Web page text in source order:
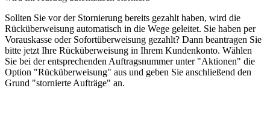
Sollten Sie vor der Stornierung bereits gezahlt haben, wird die
Rücküberweisung automatisch in die Wege geleitet. Sie haben per
Vorauskasse oder Sofortüberweisung gezahlt? Dann beantragen Sie
bitte jetzt Ihre Rücküberweisung in Ihrem Kundenkonto. Wählen
Sie bei der entsprechenden Auftragsnummer unter "Aktionen" die
Option "Rücküberweisung" aus und geben Sie anschließend den
Grund "stornierte Aufträge" an.